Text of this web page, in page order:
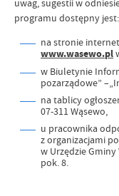
uwag, sugestii w
programu dostępny jest:
na stronie
www.wasewo.pl
w Biuletynie
pozarządowe”
na tablicy
07-311 Wąsewo,
u pracownika
z organizacjami
w Urzędzie Gminy
pok. 8.